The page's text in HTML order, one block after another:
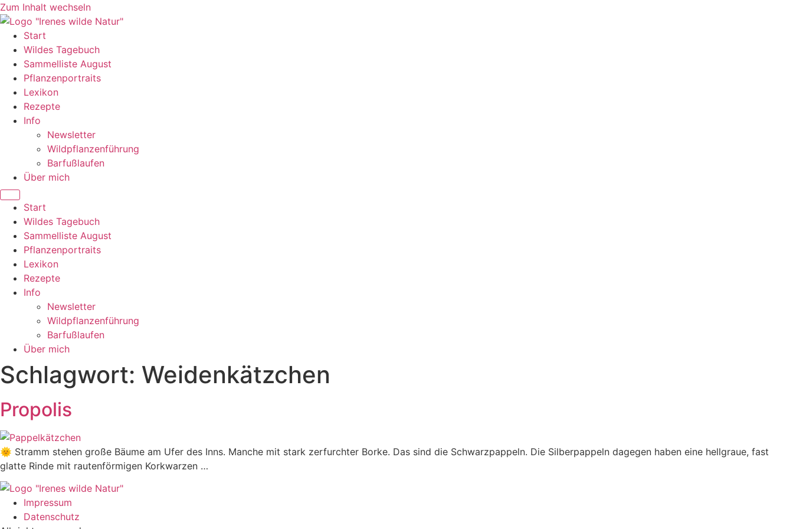
Zum Inhalt wechseln
Start
Wildes Tagebuch
Sammelliste August
Pflanzenportraits
Lexikon
Rezepte
Info
Newsletter
Wildpflanzenführung
Barfußlaufen
Über mich
Start
Wildes Tagebuch
Sammelliste August
Pflanzenportraits
Lexikon
Rezepte
Info
Newsletter
Wildpflanzenführung
Barfußlaufen
Über mich
Schlagwort: Weidenkätzchen
Propolis
🌞 Stramm stehen große Bäume am Ufer des Inns. Manche mit stark zerfurchter Borke. Das sind die Schwarzpappeln. Die Silberpappeln dagegen haben eine hellgraue, fast
glatte Rinde mit rautenförmigen Korkwarzen …
Impressum
Datenschutz